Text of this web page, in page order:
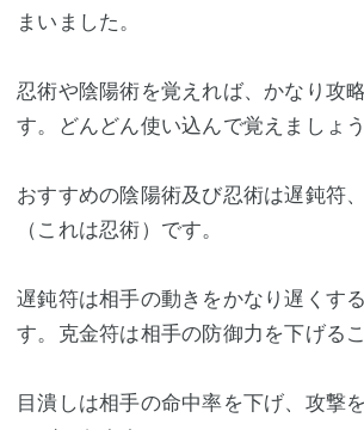
まいました。
忍術や陰陽術を覚えれば、かなり攻
す。どんどん使い込んで覚えましょう
おすすめの陰陽術及び忍術は遅鈍符
（これは忍術）です。
遅鈍符は相手の動きをかなり遅くす
す。克金符は相手の防御力を下げる
目潰しは相手の命中率を下げ、攻撃